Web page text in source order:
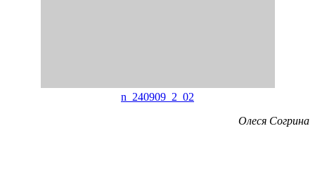
n_240909_2_02
Олеся Согрина